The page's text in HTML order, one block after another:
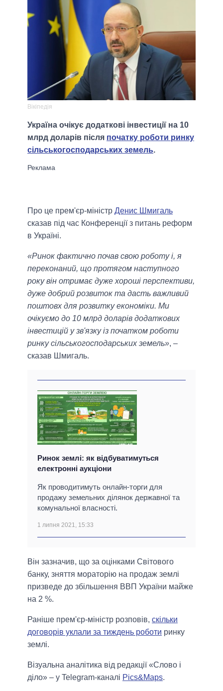
Вікіпедія
Україна очікує додаткові інвестиції на 10
млрд доларів після початку роботи ринку
сільськогосподарських земель.
Про це прем'єр-міністр Денис Шмигаль
сказав під час Конференції з питань реформ
в Україні.
«Ринок фактично почав свою роботу і, я
переконаний, що протягом наступного
року він отримає дуже хороші перспективи,
дуже добрий розвиток та дасть важливий
поштовх для розвитку економіки. Ми
очікуємо до 10 млрд доларів додаткових
інвестицій у зв'язку із початком роботи
ринку сільськогосподарських земель», –
сказав Шмигаль.
Ринок землі: як відбуватимуться
електронні аукціони
Як проводитимуть онлайн-торги для
продажу земельних ділянок державної та
комунальної власності.
1 липня 2021, 15:33
Він зазначив, що за оцінками Світового
банку, зняття мораторію на продаж землі
призведе до збільшення ВВП України майже
на 2 %.
Раніше прем'єр-міністр розповів, скільки
договорів уклали за тиждень роботи ринку
землі.
Візуальна аналітика від редакції «Слово і
діло» – у Telegram-каналі Pics&Maps.